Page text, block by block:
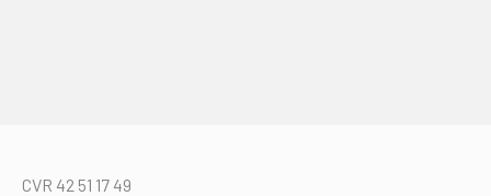
CVR 42 51 17 49